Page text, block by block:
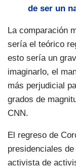
de ser un
La comparación
sería el teórico
esto sería un
imaginarlo, el
más perjudicial
grados de
CNN.
El regreso de
presidenciales
activista de